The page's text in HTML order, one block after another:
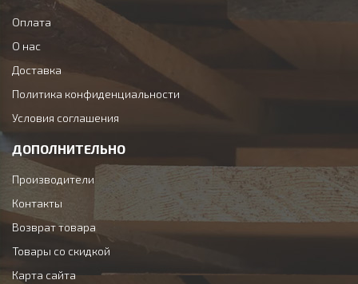
Оплата
О нас
Доставка
Политика конфиденциальности
Условия соглашения
ДОПОЛНИТЕЛЬНО
Производители
Контакты
Возврат товара
Товары со скидкой
Карта сайта